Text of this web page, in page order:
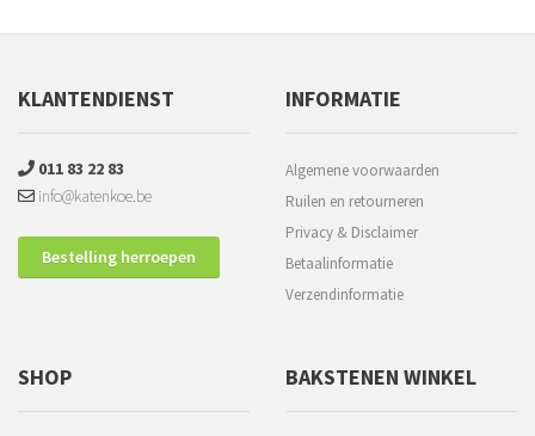
KLANTENDIENST
011 83 22 83
info@katenkoe.be
Bestelling herroepen
INFORMATIE
Algemene voorwaarden
Ruilen en retourneren
Privacy & Disclaimer
Betaalinformatie
Verzendinformatie
SHOP BAKSTENEN WINKEL